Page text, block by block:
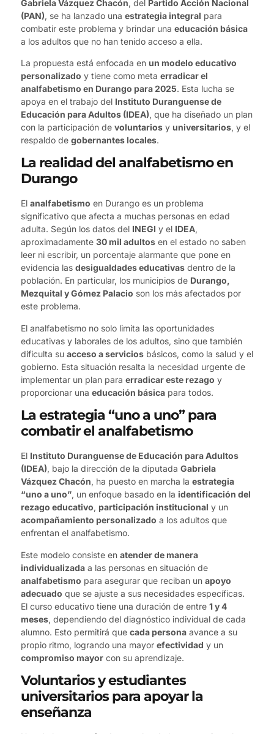
Gabriela Vázquez Chacón, del Partido Acción Nacional
(PAN), se ha lanzado una estrategia integral para
combatir este problema y brindar una educación básica
a los adultos que no han tenido acceso a ella.
La propuesta está enfocada en un modelo educativo
personalizado y tiene como meta erradicar el
analfabetismo en Durango para 2025. Esta lucha se
apoya en el trabajo del Instituto Duranguense de
Educación para Adultos (IDEA), que ha diseñado un plan
con la participación de voluntarios y universitarios, y el
respaldo de gobernantes locales.
La realidad del analfabetismo en
Durango
El analfabetismo en Durango es un problema
significativo que afecta a muchas personas en edad
adulta. Según los datos del INEGI y el IDEA,
aproximadamente 30 mil adultos en el estado no saben
leer ni escribir, un porcentaje alarmante que pone en
evidencia las desigualdades educativas dentro de la
población. En particular, los municipios de Durango,
Mezquital y Gómez Palacio son los más afectados por
este problema.
El analfabetismo no solo limita las oportunidades
educativas y laborales de los adultos, sino que también
dificulta su acceso a servicios básicos, como la salud y el
gobierno. Esta situación resalta la necesidad urgente de
implementar un plan para erradicar este rezago y
proporcionar una educación básica para todos.
La estrategia “uno a uno” para
combatir el analfabetismo
El Instituto Duranguense de Educación para Adultos
(IDEA), bajo la dirección de la diputada Gabriela
Vázquez Chacón, ha puesto en marcha la estrategia
“uno a uno”, un enfoque basado en la identificación del
rezago educativo, participación institucional y un
acompañamiento personalizado a los adultos que
enfrentan el analfabetismo.
Este modelo consiste en atender de manera
individualizada a las personas en situación de
analfabetismo para asegurar que reciban un apoyo
adecuado que se ajuste a sus necesidades específicas.
El curso educativo tiene una duración de entre 1 y 4
meses, dependiendo del diagnóstico individual de cada
alumno. Esto permitirá que cada persona avance a su
propio ritmo, logrando una mayor efectividad y un
compromiso mayor con su aprendizaje.
Voluntarios y estudiantes
universitarios para apoyar la
enseñanza